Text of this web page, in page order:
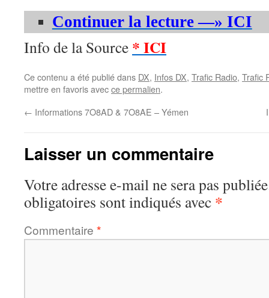
Continuer la lecture —» ICI
Info de la Source * ICI
Ce contenu a été publié dans DX, Infos DX, Trafic Radio, Trafic
mettre en favoris avecce permalien.
← Informations 7O8AD & 7O8AE – Yémen
Laisser un commentaire
Votre adresse e-mail ne sera pas
obligatoires sont indiqués avec *
Commentaire *